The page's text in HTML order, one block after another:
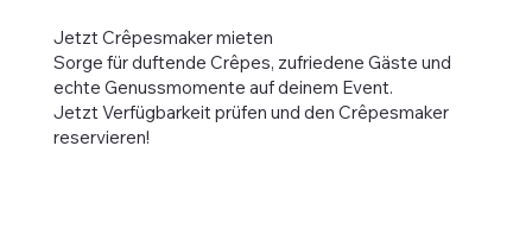
Jetzt Crêpesmaker mieten
Sorge für duftende Crêpes, zufriedene Gäste und
echte Genussmomente auf deinem Event.
Jetzt Verfügbarkeit prüfen und den Crêpesmaker
reservieren!